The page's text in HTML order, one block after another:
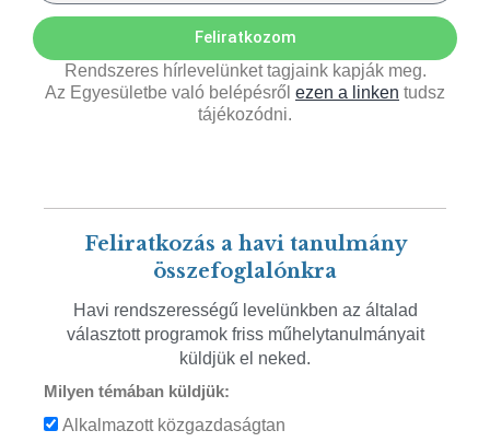
Feliratkozom
Rendszeres hírlevelünket tagjaink kapják meg.
Az Egyesületbe való belépésről ezen a linken tudsz
tájékozódni.
Feliratkozás a havi tanulmány
összefoglalónkra
Havi rendszerességű levelünkben az általad
választott programok friss műhelytanulmányait
küldjük el neked.
Milyen témában küldjük:
Alkalmazott közgazdaságtan